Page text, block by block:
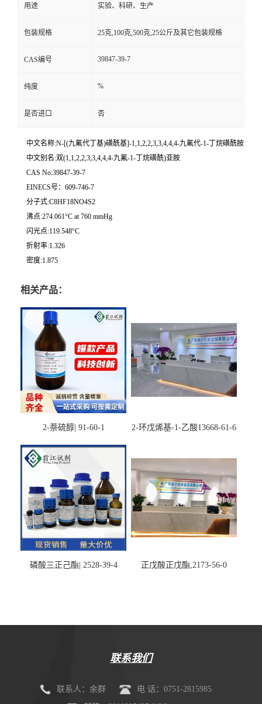
用途 实验、科研、生产
包装规格 25克,100克,500克,25公斤及其它包装规格
CAS编号 39847-39-7
纯度 %
是否进口 否
中文名称:N-[(九氟代丁基)磺酰基]-1,1,2,2,3,3,4,4,4-九氟代-1-丁烷磺酰胺
中文别名:双(1,1,2,2,3,3,4,4,4-九氟-1-丁烷磺酰)亚胺
CAS No:39847-39-7
EINECS号：609-746-7
分子式:C8HF18NO4S2
沸点:274.061°C at 760 mmHg
闪光点:119.548°C
折射率:1.326
密度:1.875
相关产品：
2-萘硫醇| 91-60-1 2-环戊烯基-1-乙酸13668-61-6
磷酸三正己酯| 2528-39-4 正戊酸正戊酯,2173-56-0
联系我们
联系人：余群
电 话：0751-2815985